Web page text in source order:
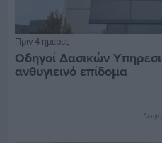
Πριν 4 ημέρες
Οδηγοί Δασικών
ανθυγιεινό επίδομα